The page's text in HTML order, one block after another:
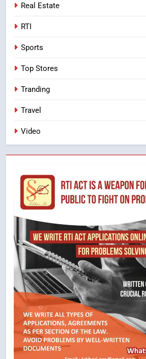
Real Estate
RTI
Sports
Top Stores
Tranding
Travel
Video